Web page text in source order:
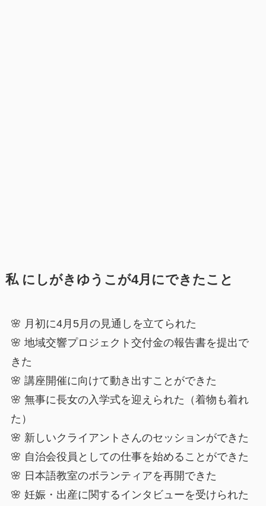
私 にしがきゆうこが4月にできたこと
🌸 月初に4月5月の見通しを立てられた
🌸 地域交響プロジェクト交付金の報告書を提出で
きた
🌸 講座開催に向けて動き出すことができた
🌸 無事に長女の入学式を迎えられた（着物も着れ
た）
🌸 新しいクライアントさんのセッションができた
🌸 自治会役員としての仕事を始めることができた
🌸 日本語教室のボランティアを再開できた
🌸 妊娠・出産に関するインタビューを受けられた